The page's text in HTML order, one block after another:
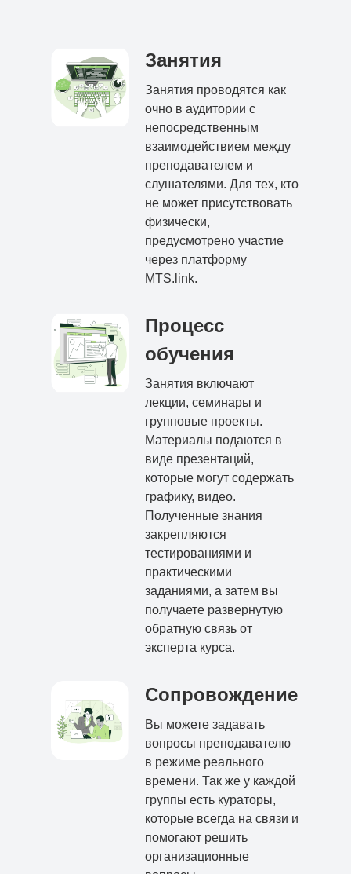
Занятия
Занятия проводятся как
очно в аудитории с
непосредственным
взаимодействием между
преподавателем и
слушателями. Для тех, кто
не может присутствовать
физически,
предусмотрено участие
через платформу
MTS.link.
Процесс
обучения
Занятия включают
лекции, семинары и
групповые проекты.
Материалы подаются в
виде презентаций,
которые могут содержать
графику, видео.
Полученные знания
закрепляются
тестированиями и
практическими
заданиями, а затем вы
получаете развернутую
обратную связь от
эксперта курса.
Сопровождение
Вы можете задавать
вопросы преподавателю
в режиме реального
времени. Так же у каждой
группы есть кураторы,
которые всегда на связи и
помогают решить
организационные